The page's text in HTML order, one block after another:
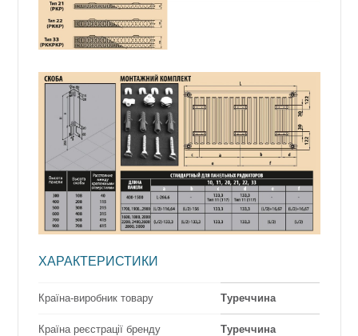
ХАРАКТЕРИСТИКИ
Країна-виробник товару Туреччина
Країна реєстрації бренду Туреччина